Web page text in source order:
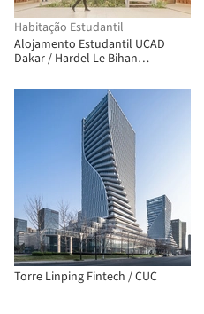
Habitação Estudantil
Alojamento Estudantil UCAD
Dakar / Hardel Le Bihan
Torre Linping Fintech / CUC